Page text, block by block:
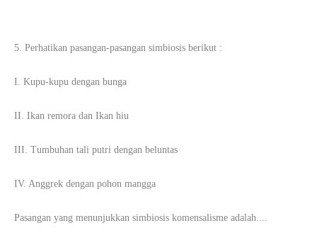
5. Perhatikan pasangan-pasangan simbiosis berikut :
I. Kupu-kupu dengan bunga
II. Ikan remora dan Ikan hiu
III. Tumbuhan tali putri dengan beluntas
IV. Anggrek dengan pohon mangga
Pasangan yang menunjukkan simbiosis komensalisme adalah....